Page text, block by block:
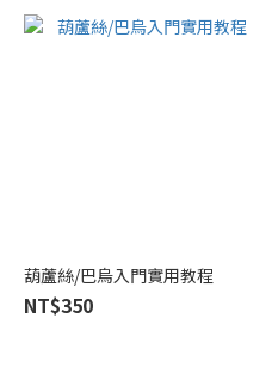
(2)
葫蘆絲/巴烏入門實用教程
NT$350